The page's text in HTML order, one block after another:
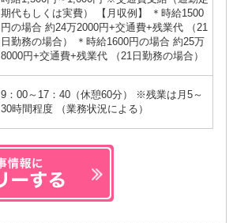
期代もしくは実費） 【月収例】 ＊時給1500
円の場合 約24万2000円+交通費+残業代 （21
日勤務の場合） ＊時給1600円の場合 約25万
8000円+交通費+残業代 （21日勤務の場合）
9：00～17：40（休憩60分） ※残業は月5～
30時間程度 （業務状況による）